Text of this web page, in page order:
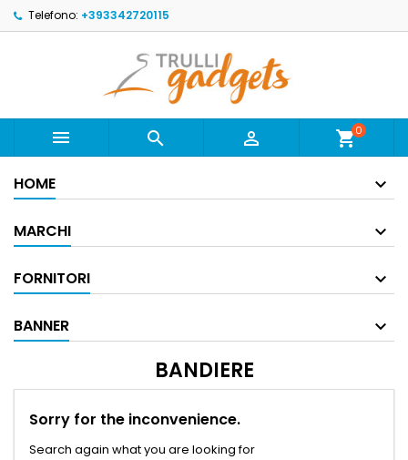
Telefono: +393342720115
   shopping_cart0
HOME
MARCHI
FORNITORI
BANNER
BANDIERE
Sorry for the inconvenience.
Search again what you are looking for